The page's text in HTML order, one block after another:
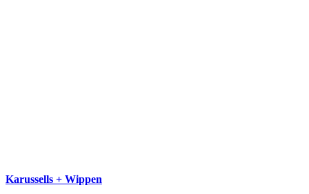
Karussells + Wippen